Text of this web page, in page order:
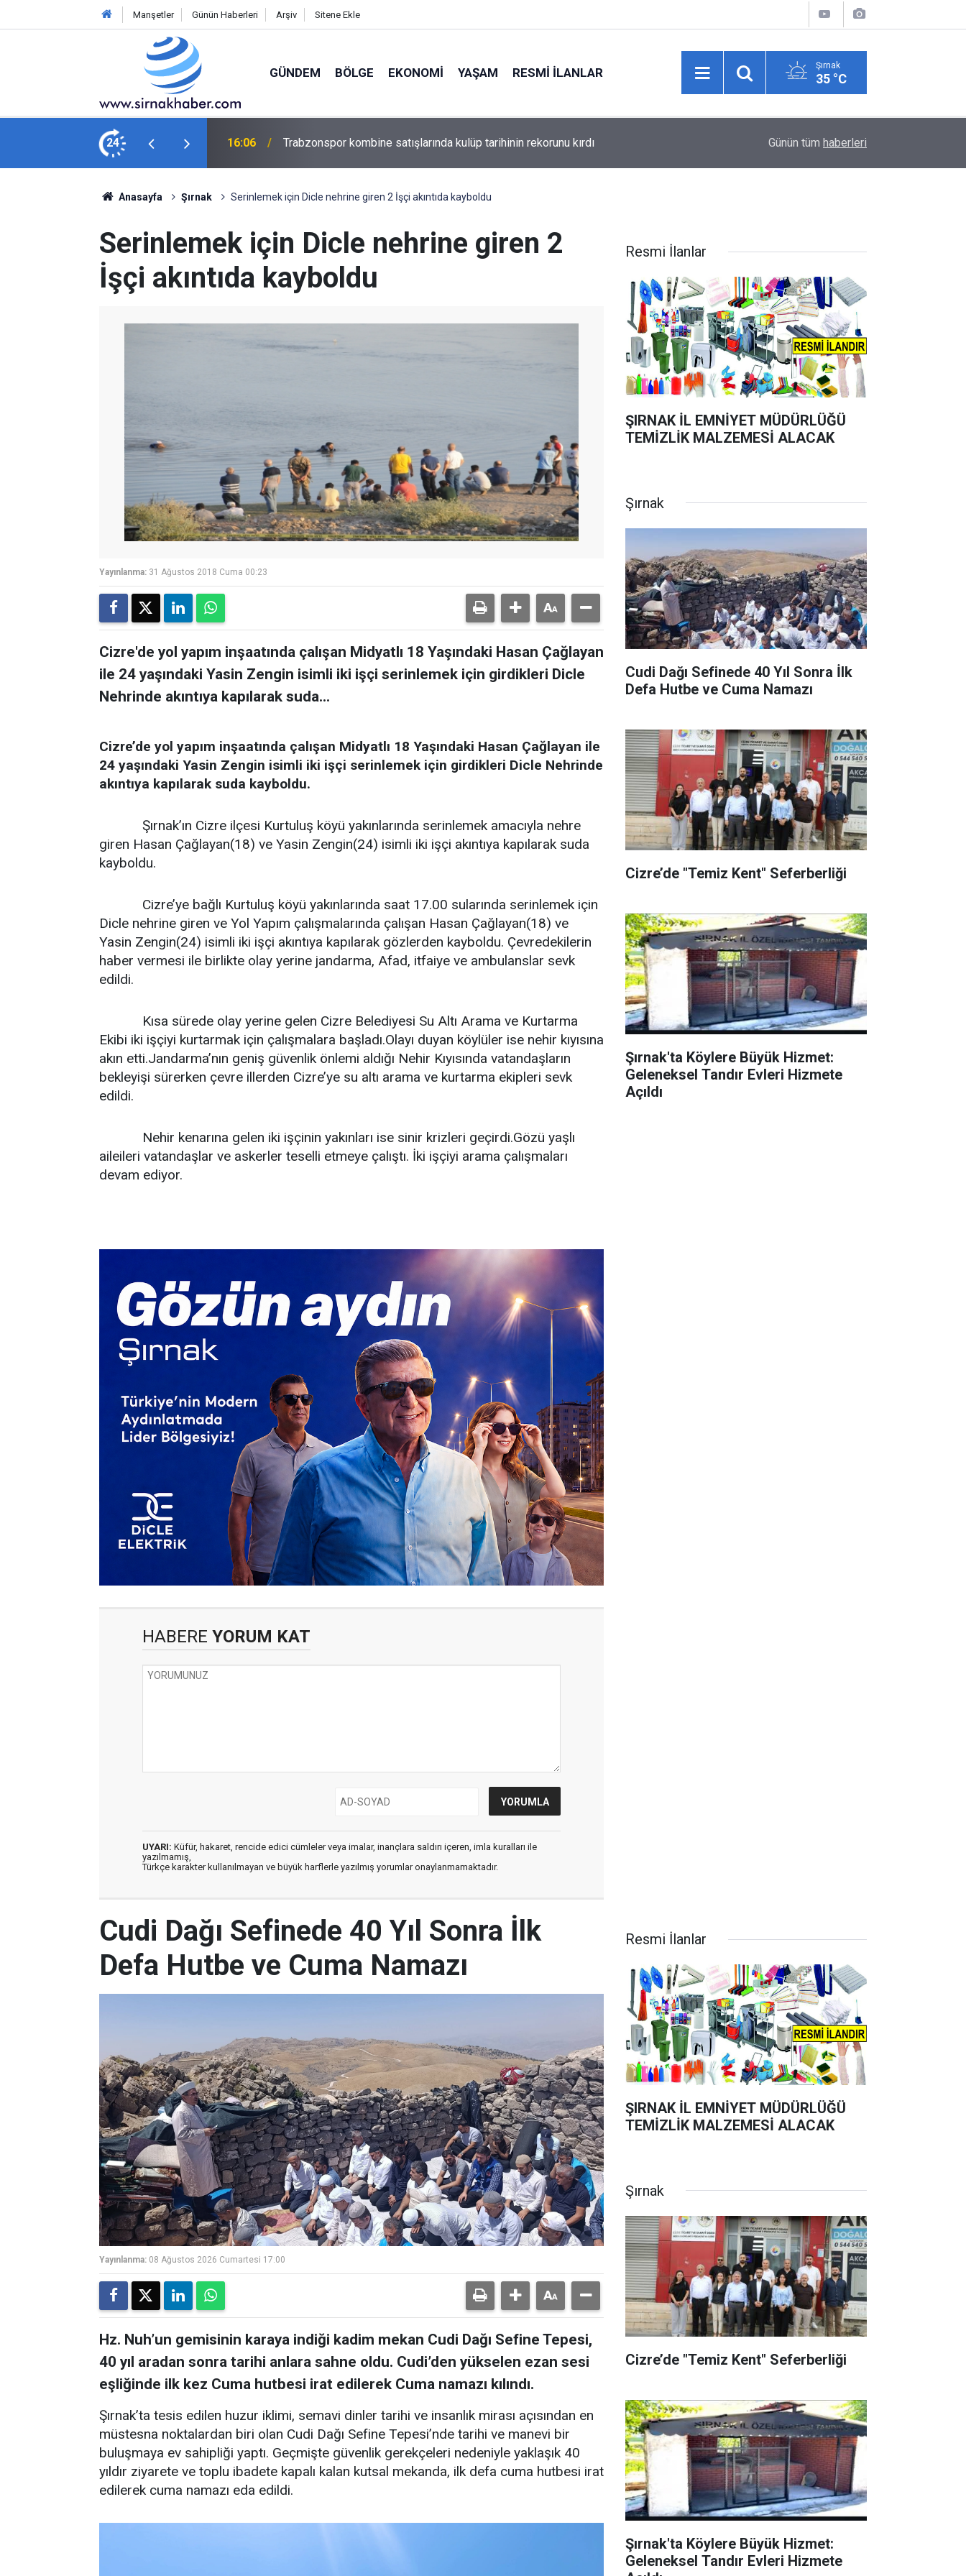
Manşetler Günün Haberleri Arşiv Sitene Ekle
GÜNDEM BÖLGE EKONOMI YAŞAM RESMI İLANLAR Şırnak
35 °C
24
kulüp tarihinin rekorunu kırdı 15:10 Cizre’de "Temiz Kent" Seferberliği 5 yaşında başladı, 63 yıldır katmer açıyor
Günün tüm haberleri
Anasayfa Şırnak Serinlemek için Dicle nehrine giren 2 İşçi akıntıda kayboldu
Serinlemek için Dicle nehrine giren 2
İşçi akıntıda kayboldu
Yayınlanma: 31 Ağustos 2018 Cuma 00:23
Cizre'de yol yapım inşaatında çalışan Midyatlı 18 Yaşındaki Hasan Çağlayan
ile 24 yaşındaki Yasin Zengin isimli iki işçi serinlemek için girdikleri Dicle
Nehrinde akıntıya kapılarak suda...
Cizre’de yol yapım inşaatında çalışan Midyatlı 18 Yaşındaki Hasan Çağlayan ile
24 yaşındaki Yasin Zengin isimli iki işçi serinlemek için girdikleri Dicle Nehrinde
akıntıya kapılarak suda kayboldu.
Şırnak’ın Cizre ilçesi Kurtuluş köyü yakınlarında serinlemek amacıyla nehre
giren Hasan Çağlayan(18) ve Yasin Zengin(24) isimli iki işçi akıntıya kapılarak suda
kayboldu.
Cizre’ye bağlı Kurtuluş köyü yakınlarında saat 17.00 sularında serinlemek için
Dicle nehrine giren ve Yol Yapım çalışmalarında çalışan Hasan Çağlayan(18) ve
Yasin Zengin(24) isimli iki işçi akıntıya kapılarak gözlerden kayboldu. Çevredekilerin
haber vermesi ile birlikte olay yerine jandarma, Afad, itfaiye ve ambulanslar sevk
edildi.
Kısa sürede olay yerine gelen Cizre Belediyesi Su Altı Arama ve Kurtarma
Ekibi iki işçiyi kurtarmak için çalışmalara başladı.Olayı duyan köylüler ise nehir kıyısına
akın etti.Jandarma’nın geniş güvenlik önlemi aldığı Nehir Kıyısında vatandaşların
bekleyişi sürerken çevre illerden Cizre’ye su altı arama ve kurtarma ekipleri sevk
edildi.
Nehir kenarına gelen iki işçinin yakınları ise sinir krizleri geçirdi.Gözü yaşlı
aileileri vatandaşlar ve askerler teselli etmeye çalıştı. İki işçiyi arama çalışmaları
devam ediyor.
HABERE YORUM KAT
UYARI: Küfür, hakaret, rencide edici cümleler veya imalar, inançlara saldırı içeren, imla kuralları ile
yazılmamış,
Türkçe karakter kullanılmayan ve büyük harflerle yazılmış yorumlar onaylanmamaktadır.
Resmi İlanlar
ŞIRNAK İL EMNİYET MÜDÜRLÜĞÜ
TEMİZLİK MALZEMESİ ALACAK
Şırnak
Cudi Dağı Sefinede 40 Yıl Sonra İlk
Defa Hutbe ve Cuma Namazı
Cizre’de "Temiz Kent" Seferberliği
Şırnak'ta Köylere Büyük Hizmet:
Geleneksel Tandır Evleri Hizmete
Açıldı
Cudi Dağı Sefinede 40 Yıl Sonra İlk
Defa Hutbe ve Cuma Namazı
Yayınlanma: 08 Ağustos 2026 Cumartesi 17:00
Hz. Nuh’un gemisinin karaya indiği kadim mekan Cudi Dağı Sefine Tepesi,
40 yıl aradan sonra tarihi anlara sahne oldu. Cudi’den yükselen ezan sesi
eşliğinde ilk kez Cuma hutbesi irat edilerek Cuma namazı kılındı.
Şırnak’ta tesis edilen huzur iklimi, semavi dinler tarihi ve insanlık mirası açısından en
müstesna noktalardan biri olan Cudi Dağı Sefine Tepesi’nde tarihi ve manevi bir
buluşmaya ev sahipliği yaptı. Geçmişte güvenlik gerekçeleri nedeniyle yaklaşık 40
yıldır ziyarete ve toplu ibadete kapalı kalan kutsal mekanda, ilk defa cuma hutbesi irat
edilerek cuma namazı eda edildi.
Resmi İlanlar
ŞIRNAK İL EMNİYET MÜDÜRLÜĞÜ
TEMİZLİK MALZEMESİ ALACAK
Şırnak
Cizre’de "Temiz Kent" Seferberliği
Şırnak'ta Köylere Büyük Hizmet:
Geleneksel Tandır Evleri Hizmete